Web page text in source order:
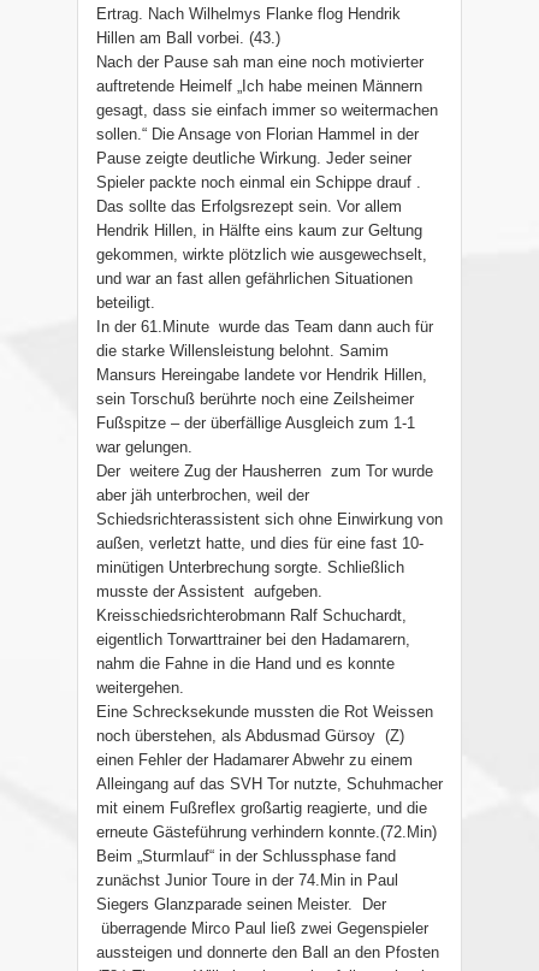
Ertrag. Nach Wilhelmys Flanke flog Hendrik
Hillen am Ball vorbei. (43.)
Nach der Pause sah man eine noch motivierter
auftretende Heimelf „Ich habe meinen Männern
gesagt, dass sie einfach immer so weitermachen
sollen.“ Die Ansage von Florian Hammel in der
Pause zeigte deutliche Wirkung. Jeder seiner
Spieler packte noch einmal ein Schippe drauf .
Das sollte das Erfolgsrezept sein. Vor allem
Hendrik Hillen, in Hälfte eins kaum zur Geltung
gekommen, wirkte plötzlich wie ausgewechselt,
und war an fast allen gefährlichen Situationen
beteiligt.
In der 61.Minute wurde das Team dann auch für
die starke Willensleistung belohnt. Samim
Mansurs Hereingabe landete vor Hendrik Hillen,
sein Torschuß berührte noch eine Zeilsheimer
Fußspitze – der überfällige Ausgleich zum 1-1
war gelungen.
Der weitere Zug der Hausherren zum Tor wurde
aber jäh unterbrochen, weil der
Schiedsrichterassistent sich ohne Einwirkung von
außen, verletzt hatte, und dies für eine fast 10-
minütigen Unterbrechung sorgte. Schließlich
musste der Assistent aufgeben.
Kreisschiedsrichterobmann Ralf Schuchardt,
eigentlich Torwarttrainer bei den Hadamarern,
nahm die Fahne in die Hand und es konnte
weitergehen.
Eine Schrecksekunde mussten die Rot Weissen
noch überstehen, als Abdusmad Gürsoy (Z)
einen Fehler der Hadamarer Abwehr zu einem
Alleingang auf das SVH Tor nutzte, Schuhmacher
mit einem Fußreflex großartig reagierte, und die
erneute Gästeführung verhindern konnte.(72.Min)
Beim „Sturmlauf“ in der Schlussphase fand
zunächst Junior Toure in der 74.Min in Paul
Siegers Glanzparade seinen Meister. Der
überragende Mirco Paul ließ zwei Gegenspieler
aussteigen und donnerte den Ball an den Pfosten